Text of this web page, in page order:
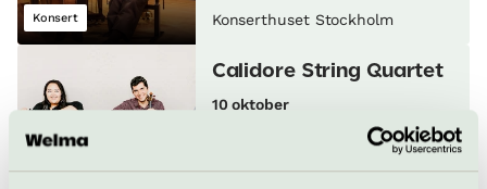
Konsert Konserthuset Stockholm
Calidore String Quartet
10 oktober